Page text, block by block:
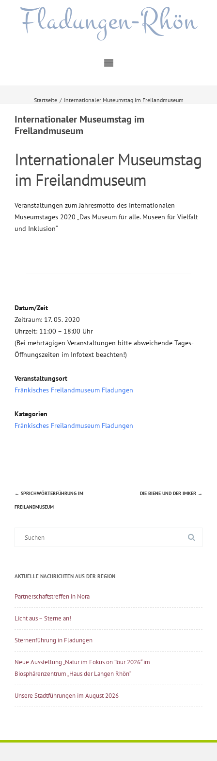
Fladungen-Rhön
Startseite / Internationaler Museumstag im Freilandmuseum
Internationaler Museumstag im
Freilandmuseum
Internationaler Museumstag
im Freilandmuseum
Veranstaltungen zum Jahresmotto des Internationalen
Museumstages 2020 „Das Museum für alle. Museen für Vielfalt
und Inklusion“
Datum/Zeit
Zeitraum: 17. 05. 2020
Uhrzeit: 11:00 – 18:00 Uhr
(Bei mehrtägigen Veranstaltungen bitte abweichende Tages-
Öffnungszeiten im Infotext beachten!)
Veranstaltungsort
Fränkisches Freilandmuseum Fladungen
Kategorien
Fränkisches Freilandmuseum Fladungen
Beitragsnavigation
← SPRICHWÖRTERFÜHRUNG IM
FREILANDMUSEUM
DIE BIENE UND DER IMKER →
AKTUELLE NACHRICHTEN AUS DER REGION
Partnerschaftstreffen in Nora
Licht aus – Sterne an!
Sternenführung in Fladungen
Neue Ausstellung „Natur im Fokus on Tour 2026“ im
Biosphärenzentrum „Haus der Langen Rhön“
Unsere Stadtführungen im August 2026